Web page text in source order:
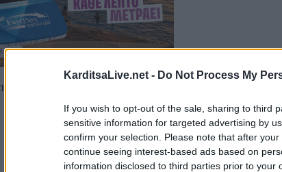
KarditsaLive.net - Do Not Process My
If you wish to opt-out of the sale, sharing to third
sensitive information for targeted advertising by
confirm your selection. Please note that after
continue seeing interest-based ads based on
information disclosed to third parties prior to
για τις μεγαλύτερες οικονομικές κρίσεις.